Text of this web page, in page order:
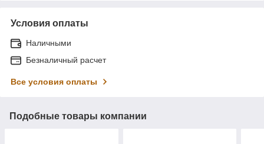
Условия оплаты
Наличными
Безналичный расчет
Все условия оплаты
Подобные товары компании